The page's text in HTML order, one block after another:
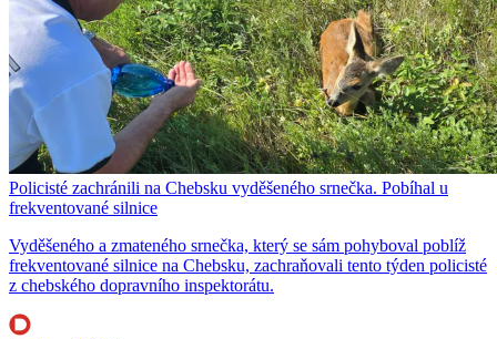
Policisté zachránili na Chebsku vyděšeného srnečka. Pobíhal u
frekventované silnice
Vyděšeného a zmateného srnečka, který se sám pohyboval poblíž
frekventované silnice na Chebsku, zachraňovali tento týden policisté
z chebského dopravního inspektorátu.